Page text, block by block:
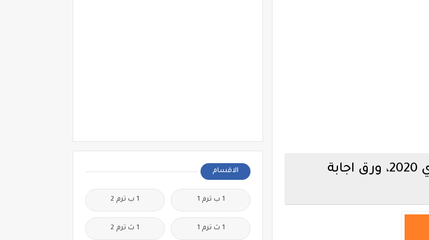
إجابة إمتحان الفيزياء للصف الثالث الثانوي الازهري 2020، ورق اجابة
الاقسام
1 ب ترم 1 1 ب ترم 2
1 ث ترم 1 1 ث ترم 2